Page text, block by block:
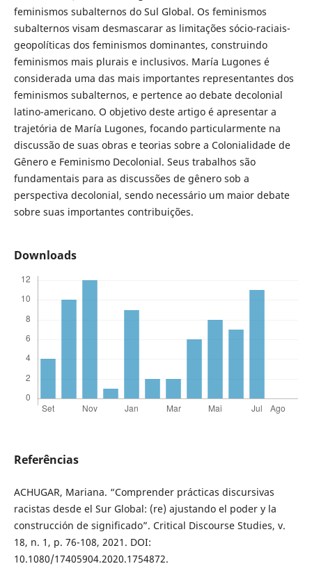
feminismos subalternos do Sul Global. Os feminismos
subalternos visam desmascarar as limitações sócio-raciais-
geopolíticas dos feminismos dominantes, construindo
feminismos mais plurais e inclusivos. María Lugones é
considerada uma das mais importantes representantes dos
feminismos subalternos, e pertence ao debate decolonial
latino-americano. O objetivo deste artigo é apresentar a
trajetória de María Lugones, focando particularmente na
discussão de suas obras e teorias sobre a Colonialidade de
Gênero e Feminismo Decolonial. Seus trabalhos são
fundamentais para as discussões de gênero sob a
perspectiva decolonial, sendo necessário um maior debate
sobre suas importantes contribuições.
Downloads
Referências
ACHUGAR, Mariana. “Comprender prácticas discursivas
racistas desde el Sur Global: (re) ajustando el poder y la
construcción de significado”. Critical Discourse Studies, v.
18, n. 1, p. 76-108, 2021. DOI:
10.1080/17405904.2020.1754872.